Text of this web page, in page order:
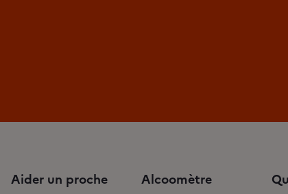
Aider un proche
Alcoomètre